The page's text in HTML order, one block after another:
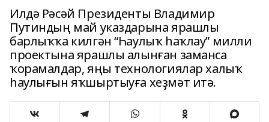
Илдә Рәсәй Президенты Владимир
Путиндың май указдарына ярашлы
барлыҡҡа килгән “Һаулыҡ һаҡлау” милли
проектына ярашлы алынған заманса
ҡорамалдар, яңы технологиялар халыҡ
һаулығын яҡшыртыуға хеҙмәт итә.